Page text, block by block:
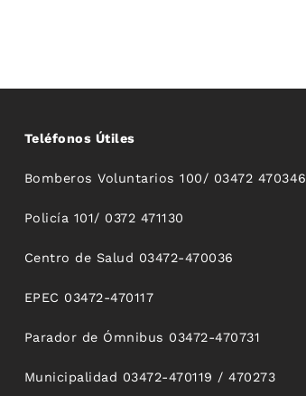
Teléfonos Útiles
Bomberos Voluntarios 100/ 03472 470346
Policía 101/ 0372 471130
Centro de Salud 03472-470036
EPEC 03472-470117
Parador de Ómnibus 03472-470731
Municipalidad 03472-470119 / 470273